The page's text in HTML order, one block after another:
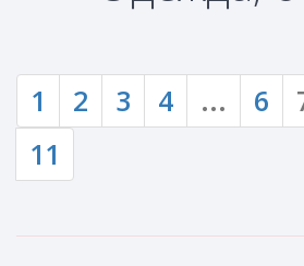
1 2 3 4 ... 6
11